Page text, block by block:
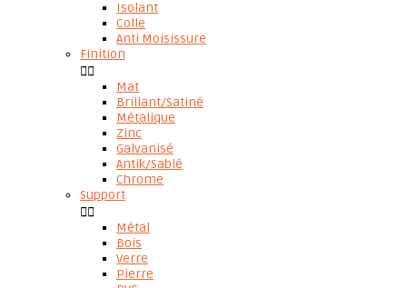
Isolant
Colle
Anti Moisissure
Finition

Mat
Brillant/Satiné
Métalique
Zinc
Galvanisé
Antik/Sablé
Chrome
Support

Métal
Bois
Verre
Pierre